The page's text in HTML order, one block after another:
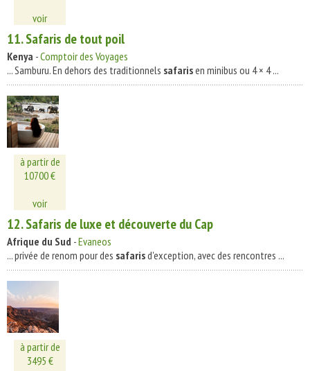
voir
11.Safaris de tout poil
Kenya -Comptoir des Voyages
... Samburu. En dehors des traditionnels safarisen minibus ou 4 × 4 ...
à partir de
10700 €
voir
12.Safaris de luxe et découverte du Cap
Afrique du Sud -Evaneos
... privée de renom pour des safarisd'exception, avec des rencontres ...
à partir de
3495 €